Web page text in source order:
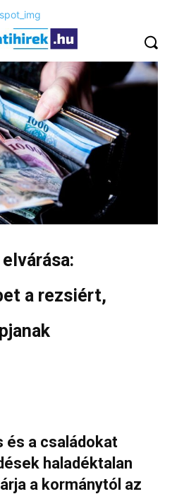
a rezsiért,
a családokat
haladéktalan
a kormánytól az